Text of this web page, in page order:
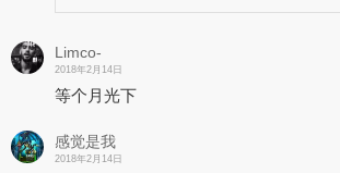
Limco-
2018年2月14日
等个月光下
感觉是我
2018年2月14日